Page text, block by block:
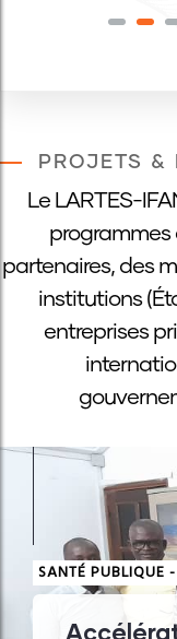
PROJETS &
Le LARTES-
programmes
partenaires, des
institutions
entreprises